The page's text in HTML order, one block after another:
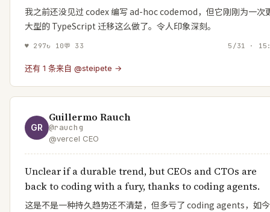
我之前还没见过 codex 编写 ad-hoc codemod，但它刚刚为一次
大型的 TypeScript 迁移这么做了。令人印象深刻。
♥ 297↻ 10💬 33 5/31 ·
还有 1 条来自 @steipete →
GR
Guillermo Rauch
@rauchg
@vercel CEO
Unclear if a durable trend, but CEOs and CTOs are
back to coding with a fury, thanks to coding agents.
这是不是一种持久趋势还不清楚，但多亏了 coding agents，如今